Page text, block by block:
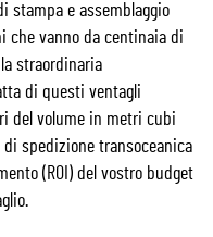
stampa e assemblaggio
che vanno da centinaia di
straordinaria
di questi ventagli
del volume in metri cubi
spedizione transoceanica
(ROI) del vostro budget